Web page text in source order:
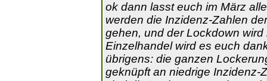
ok dann lasst euch im März
werden die Inzidenz-Zahlen
gehen, und der Lockdown
Einzelhandel wird es euch
übrigens: die ganzen
geknüpft an niedrige Inzidenz-